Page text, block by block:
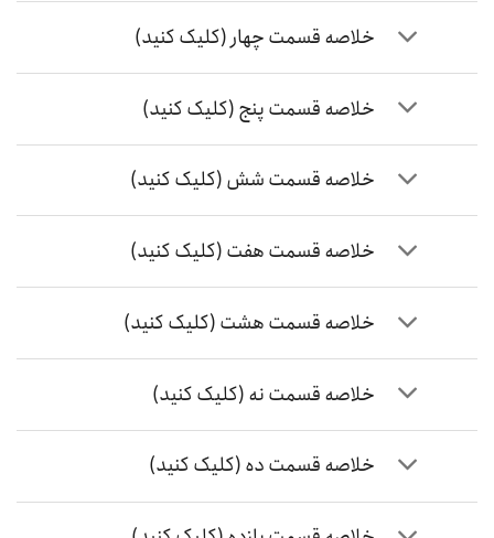
خلاصه قسمت چهار (کلیک کنید)
خلاصه قسمت پنج (کلیک کنید)
خلاصه قسمت شش (کلیک کنید)
خلاصه قسمت هفت (کلیک کنید)
خلاصه قسمت هشت (کلیک کنید)
خلاصه قسمت نه (کلیک کنید)
خلاصه قسمت ده (کلیک کنید)